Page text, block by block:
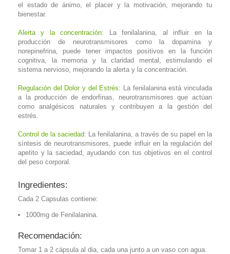
el estado de ánimo, el placer y la motivación, mejorando tu
bienestar.
Alerta y la concentración: La fenilalanina, al influir en la
producción de neurotransmisores como la dopamina y
norepinefrina, puede tener impactos positivos en la función
cognitiva, la memoria y la claridad mental, estimulando el
sistema nervioso, mejorando la alerta y la concentración.
Regulación del Dolor y del Estrés: La fenilalanina está vinculada
a la producción de endorfinas, neurotransmisores que actúan
como analgésicos naturales y contribuyen a la gestión del
estrés.
Control de la saciedad: La fenilalanina, a través de su papel en la
síntesis de neurotransmisores, puede influir en la regulación del
apetito y la saciedad, ayudando con tus objetivos en el control
del peso corporal.
Ingredientes:
Cada 2 Capsulas contiene:
1000mg de Fenilalanina.
Recomendación:
Tomar 1 a 2 cápsula al dia, cada una junto a un vaso con agua.